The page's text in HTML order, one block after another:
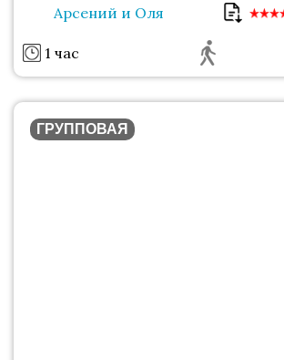
Арсений и Оля
1 час
ГРУППОВАЯ